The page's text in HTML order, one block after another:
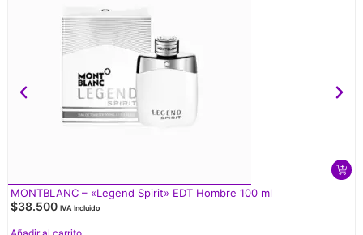
MONTBLANC – «Legend Spirit» EDT Hombre 100 ml
$38.500 IVA Incluido